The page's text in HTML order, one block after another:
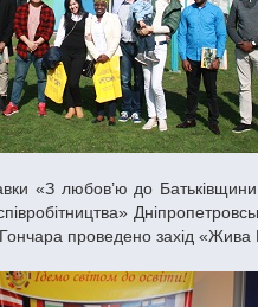
проведено захід «Жива